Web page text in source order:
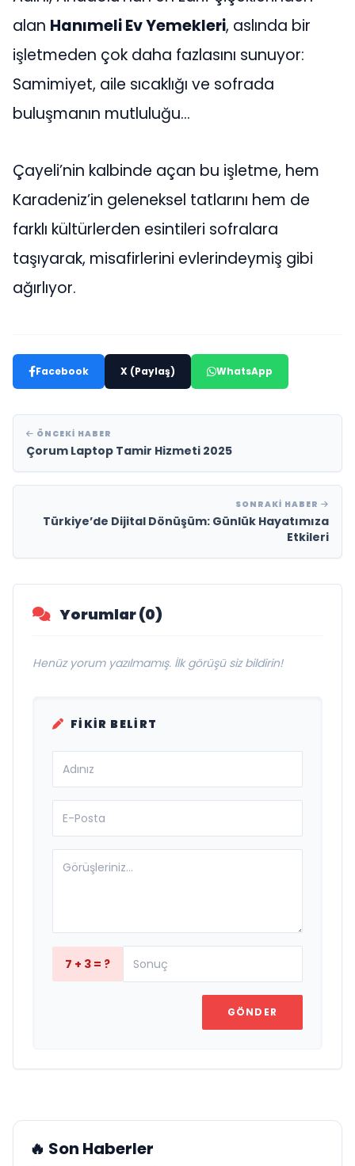
alan Hanımeli Ev Yemekleri, aslında bir
işletmeden çok daha fazlasını sunuyor:
Samimiyet, aile sıcaklığı ve sofrada
buluşmanın mutluluğu…
Çayeli’nin kalbinde açan bu işletme, hem
Karadeniz’in geleneksel tatlarını hem de
farklı kültürlerden esintileri sofralara
taşıyarak, misafirlerini evlerindeymiş gibi
ağırlıyor.
Facebook X (Paylaş) WhatsApp
ÖNCEKI HABER
Çorum Laptop Tamir Hizmeti 2025
SONRAKI HABER
Türkiye’de Dijital Dönüşüm: Günlük Hayatımıza
Etkileri
Yorumlar (0)
Henüz yorum yazılmamış. İlk görüşü siz bildirin!
FIKIR BELIRT
7 + 3 = ?
GÖNDER
🔥 Son Haberler